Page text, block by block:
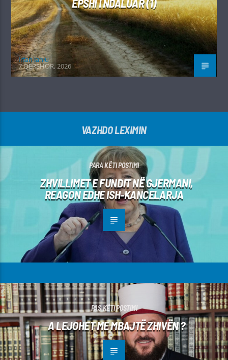
EPSHI I NDALUAR (1)
Irfan Jahiu
7 QERSHOR, 2026
VAZHDO LEXIMIN
PARA KËTI POSTIMI
ZHVILLIMET E FUNDIT NË GJERMANI,
REAGON EDHE ISH-KANCELARJA
PAS KËTI POSTIMI
A LEJOHET ME MBAJTË ZHIVËN ?